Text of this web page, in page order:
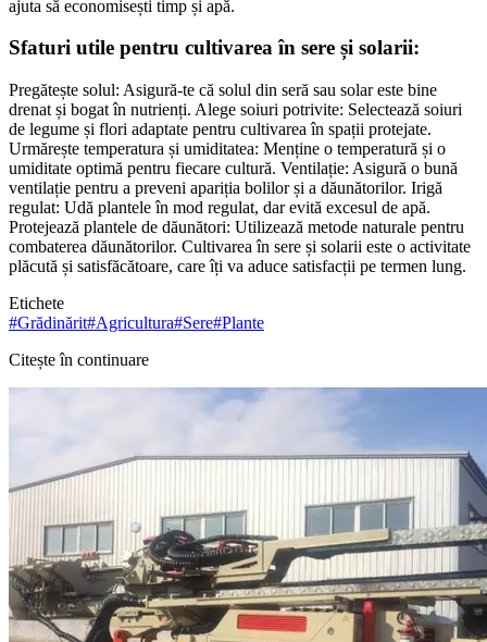
ajuta să economisești timp și apă.
Sfaturi utile pentru cultivarea în sere și solarii:
Pregătește solul: Asigură-te că solul din seră sau solar este bine
drenat și bogat în nutrienți. Alege soiuri potrivite: Selectează soiuri
de legume și flori adaptate pentru cultivarea în spații protejate.
Urmărește temperatura și umiditatea: Menține o temperatură și o
umiditate optimă pentru fiecare cultură. Ventilație: Asigură o bună
ventilație pentru a preveni apariția bolilor și a dăunătorilor. Irigă
regulat: Udă plantele în mod regulat, dar evită excesul de apă.
Protejează plantele de dăunători: Utilizează metode naturale pentru
combaterea dăunătorilor. Cultivarea în sere și solarii este o activitate
plăcută și satisfăcătoare, care îți va aduce satisfacții pe termen lung.
Etichete
#Grădinărit#Agricultura#Sere#Plante
Citește în continuare